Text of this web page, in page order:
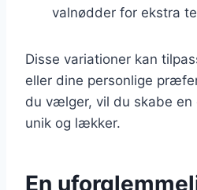
valnødder for ekstra
Disse variationer kan
eller dine personlige
du vælger, vil du skabe
unik og lækker.
En